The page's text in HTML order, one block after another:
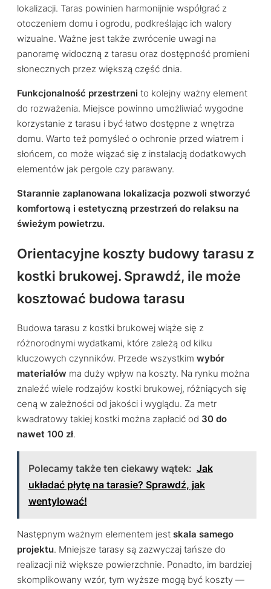
lokalizacji. Taras powinien harmonijnie współgrać z
otoczeniem domu i ogrodu, podkreślając ich walory
wizualne. Ważne jest także zwrócenie uwagi na
panoramę widoczną z tarasu oraz dostępność promieni
słonecznych przez większą część dnia.
Funkcjonalność przestrzeni to kolejny ważny element
do rozważenia. Miejsce powinno umożliwiać wygodne
korzystanie z tarasu i być łatwo dostępne z wnętrza
domu. Warto też pomyśleć o ochronie przed wiatrem i
słońcem, co może wiązać się z instalacją dodatkowych
elementów jak pergole czy parawany.
Starannie zaplanowana lokalizacja pozwoli stworzyć
komfortową i estetyczną przestrzeń do relaksu na
świeżym powietrzu.
Orientacyjne koszty budowy tarasu z
kostki brukowej. Sprawdź, ile może
kosztować budowa tarasu
Budowa tarasu z kostki brukowej wiąże się z
różnorodnymi wydatkami, które zależą od kilku
kluczowych czynników. Przede wszystkim wybór
materiałów ma duży wpływ na koszty. Na rynku można
znaleźć wiele rodzajów kostki brukowej, różniących się
ceną w zależności od jakości i wyglądu. Za metr
kwadratowy takiej kostki można zapłacić od 30 do
nawet 100 zł.
Polecamy także ten ciekawy wątek: Jak
układać płytę na tarasie? Sprawdź, jak
wentylować!
Następnym ważnym elementem jest skala samego
projektu. Mniejsze tarasy są zazwyczaj tańsze do
realizacji niż większe powierzchnie. Ponadto, im bardziej
skomplikowany wzór, tym wyższe mogą być koszty —